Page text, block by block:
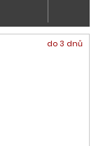
do 3 dnů